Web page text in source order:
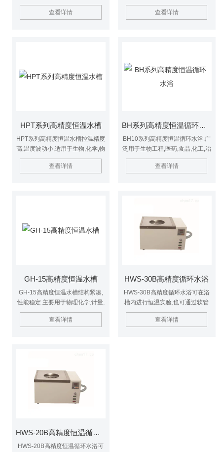
品。针对科研、生物、物理、医
药、化工等部门对恒温精度要求较
查看详情
均达到国家标准.具有控温精度高,
抗腐蚀性强,节省能源,使用寿命长
查看详情
HPT系列高精度恒温水槽
HPT系列高精度恒温水槽控温精度
高,温度波动小,适用于生物,化学,物
理,植物,化工等科学上作精密恒温
的直接加热制冷,和辅助加热制冷
查看详情
BH系列高精度恒温循环水浴
BH10系列高精度恒温循环水浴.广
泛用于生物工程,医药,食品,化工,冶
金,化学分析,石油等领域.本产品使
用高性能单片微机控制,自动PID调
查看详情
GH-15高精度恒温水槽
GH-15高精度恒温水槽结构紧凑,
性能稳定.主要用于物理化学,计量,
大专院校,电子仪表,科研机构等领
域.控温精度高,温度波动度小.
查看详情
HWS-30B高精度循环水浴
HWS-30B高精度循环水浴可在浴
槽内进行恒温实验,也可通过软管
与其他设备相连,作为恒温源配套
使用.或用于给其它设备进行循环
查看详情
HWS-20B高精度恒温循环水浴
HWS-20B高精度恒温循环水浴可